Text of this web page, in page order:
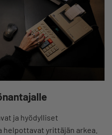
ja hyödylliset
helpottavat yrittäjän arkea.